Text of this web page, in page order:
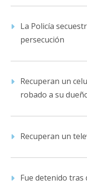
La Policía
persecución
Recuperan un
robado a su
Recuperan un
Fue detenido tras